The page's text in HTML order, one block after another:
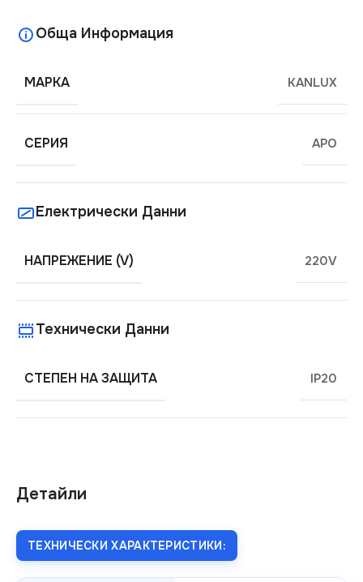
Детайли
ТЕХНИЧЕСКИ ХАРАКТЕРИСТИКИ:
Обща Информация
МАРКА KANLUX
СЕРИЯ APO
Електрически Данни
НАПРЕЖЕНИЕ (V) 220V
Технически Данни
СТЕПЕН НА ЗАЩИТА IP20